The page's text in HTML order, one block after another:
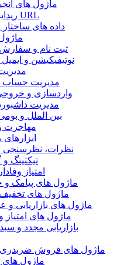
ماژول های
ریدایرکت و بهینه سازی URL
داده های ساختار
ثبت نام و
نوتیفیکیشن و
مدیریت حساب
واردسازی و
مدیریت
بین الملل و
مهاجرت
نظرات،
تیکتینگ
امتیاز
ماژول های پیامک و
ماژول های
ماژول های بازاریابی
ماژول های
بازاریابی مجدد و
ماژول های فروش
ماژول